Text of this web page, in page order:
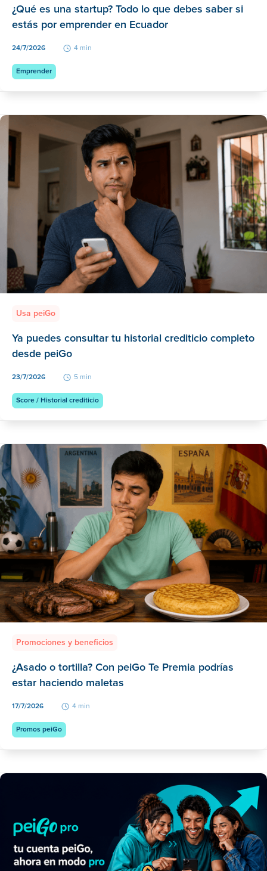
¿Qué es una startup? Todo lo que debes saber si
estás por emprender en Ecuador
24/7/2026 4 min
Emprender
Usa peiGo
Ya puedes consultar tu historial crediticio completo
desde peiGo
23/7/2026 5 min
Score / Historial crediticio
Promociones y beneficios
¿Asado o tortilla? Con peiGo Te Premia podrías
estar haciendo maletas
17/7/2026 4 min
Promos peiGo